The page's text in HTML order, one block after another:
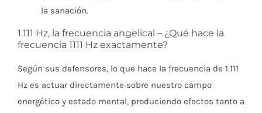
la sanación.
1.111 Hz, la frecuencia angelical – ¿Qué hace la
frecuencia 1111 Hz exactamente?
Según sus defensores, lo que hace la frecuencia de 1.111
Hz es actuar directamente sobre nuestro campo
energético y estado mental, produciendo efectos tanto a